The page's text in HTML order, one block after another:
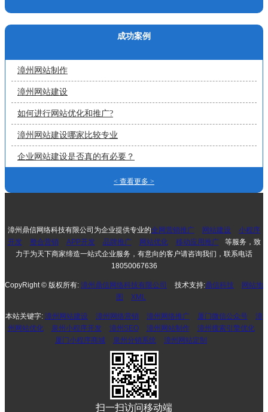
成功案例
漳州网站制作
漳州网站建设
如何进行网站优化和推广?
漳州网站建设哪家比较专业
企业网站建设是否真的有必要？
< 查看更多 >
漳州鼎信网络科技有限公司为企业提供专业的全网营销推广 网站建设
小程序
开发
整合营销 APP开发 品牌推广 网站优化 移动应用推广
等服务，致
力于为天下商家缔造一站式企业服务，有意向的客户请咨询我们，联系电话
18050067636
CopyRight © 版权所有: 漳州鼎信网络科技有限公司 技术支持:鼎信科技
网站地
图
XML
本站关键字: 漳州网站建设 漳州网络营销 漳州网络推广 厦门微信公众号
漳
州网站优化
泉州小程序开发 漳州SEO 漳州网站制作
漳州搜索引擎优化
厦门小程序商城
泉州分销系统 漳州网站定制
扫一扫访问移动端